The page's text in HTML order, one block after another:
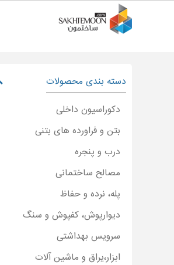
دسته بندی محصولات
دکوراسیون داخلی
بتن و فراورده های بتنی
درب و پنجره
مصالح ساختمانی
پله، نرده و حفاظ
دیوارپوش، کفپوش و سنگ
سرویس بهداشتی
ابزار،یراق و ماشین آلات